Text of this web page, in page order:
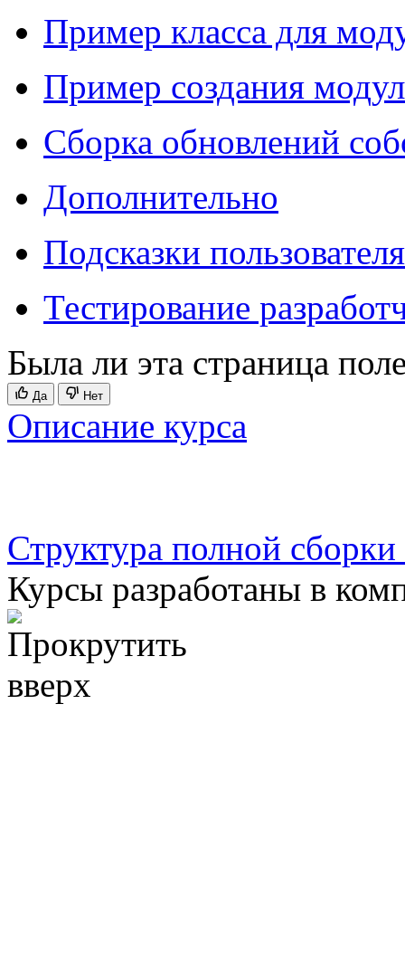
Пример класса для
Пример создания
Сборка обновлений
Дополнительно
Подсказки
Тестирование
Была ли эта страница
Да Нет
Описание курса
Структура полной
Курсы разработаны в